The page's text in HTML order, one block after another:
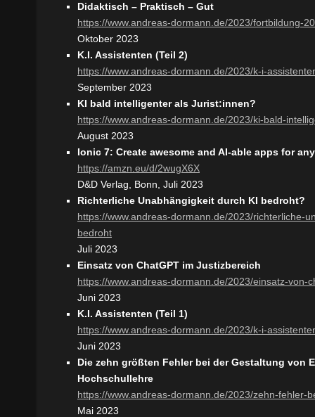
Didaktisch – Praktisch – Gut
https://www.andreas-dormann.de/2023/fortbildung-
Oktober 2023
K.I. Assistenten (Teil 2)
https://www.andreas-dormann.de/2023/k-i-
September 2023
KI bald intelligenter als Jurist:innen?
https://www.andreas-dormann.de/2023/ki-bald-
August 2023
Ionic 7: Create awesome and AI-able apps for
https://amzn.eu/d/2wugX6X
D&D Verlag, Bonn, Juli 2023
Richterliche Unabhängigkeit durch KI bedroht?
https://www.andreas-dormann.de/2023/richterliche-
bedroht
Juli 2023
Einsatz von ChatGPT im Justizbereich
https://www.andreas-dormann.de/2023/einsatz-von-
Juni 2023
K.I. Assistenten (Teil 1)
https://www.andreas-dormann.de/2023/k-i-
Juni 2023
Die zehn größten Fehler bei der Gestaltung von
Hochschullehre
https://www.andreas-dormann.de/2023/zehn-fehler-
Mai 2023